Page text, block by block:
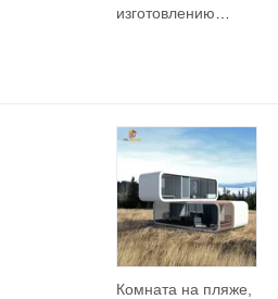
изготовлению
точности на заказ
Комната на пляже,